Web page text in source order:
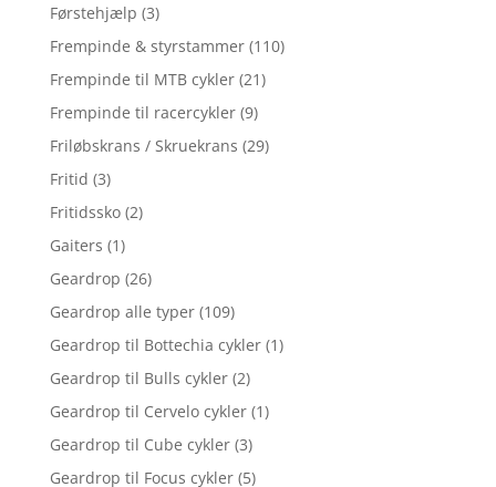
Førstehjælp (3)
Frempinde & styrstammer (110)
Frempinde til MTB cykler (21)
Frempinde til racercykler (9)
Friløbskrans / Skruekrans (29)
Fritid (3)
Fritidssko (2)
Gaiters (1)
Geardrop (26)
Geardrop alle typer (109)
Geardrop til Bottechia cykler (1)
Geardrop til Bulls cykler (2)
Geardrop til Cervelo cykler (1)
Geardrop til Cube cykler (3)
Geardrop til Focus cykler (5)